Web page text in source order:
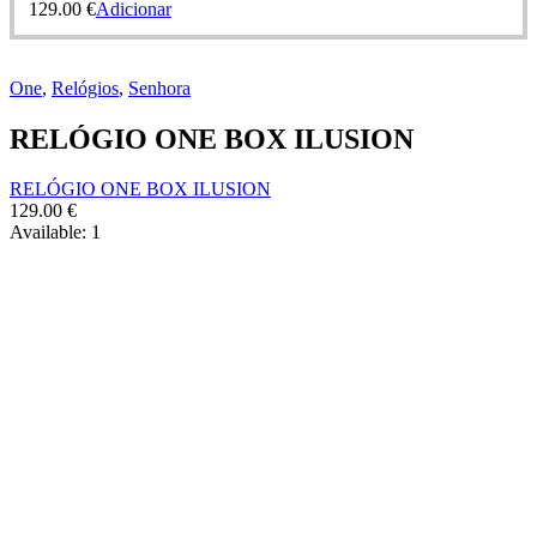
129.00 €Adicionar
One, Relógios, Senhora
RELÓGIO ONE BOX ILUSION
RELÓGIO ONE BOX ILUSION
129.00 €
Available: 1